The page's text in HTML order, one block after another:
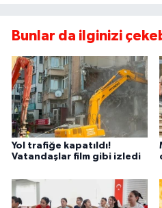
Bunlar da ilginizi
Yol trafiğe kapatıldı!
Vatandaşlar film gibi izledi